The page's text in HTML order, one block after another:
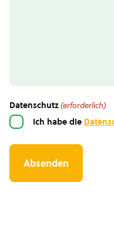
Datenschutz(erforderlich)
Ich habe die